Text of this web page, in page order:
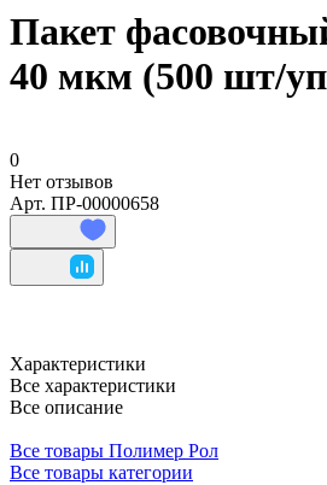
Пакет
40 мкм (500 шт/
0
Нет отзывов
Арт. ПР-00000658
Характеристики
Все характеристики
Все описание
Все товары Полимер Рол
Все товары категории